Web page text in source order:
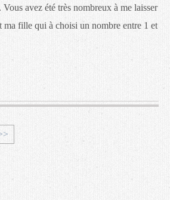
avez été très nombreux à me laisser
ma fille qui à choisi un nombre entre 1 et